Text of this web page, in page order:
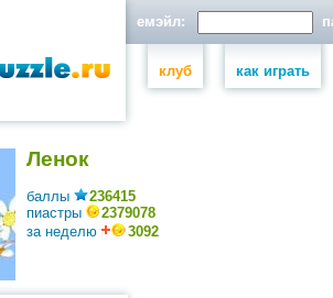
емэйл:
клуб как играть
Ленок
баллы
236415
пиастры
2379078
за неделю
3092